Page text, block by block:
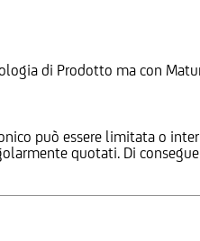
di Prodotto ma con
può essere limitata o
quotati. Di